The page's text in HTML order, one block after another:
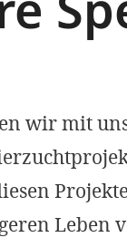
wir mit
Leben